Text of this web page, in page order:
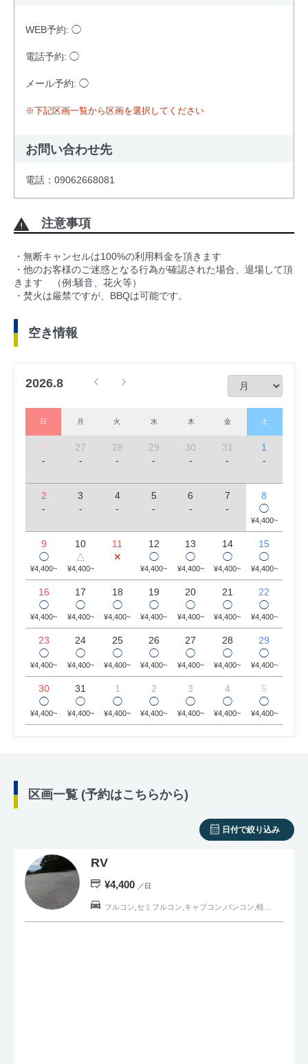
WEB予約: ◯
電話予約: ◯
メール予約: ◯
※下記区画一覧から区画を選択してください
お問い合わせ先
電話：09062668081
注意事項
・無断キャンセルは100%の利用料金を頂きます
・他のお客様のご迷惑となる行為が確認された場合、退場して頂
きます （例:騒音、花火等）
・焚火は厳禁ですが、BBQは可能です。
空き情報
2026.8
日 月 火 水 木 金 土
26
-
27
-
28
-
29
-
30
-
31
-
1
-
2
-
3
-
4
-
5
-
6
-
7
-
8
◯
¥4,400~
9
◯
¥4,400~
10
△
¥4,400~
11
✕
12
◯
¥4,400~
13
◯
¥4,400~
14
◯
¥4,400~
15
◯
¥4,400~
16
◯
¥4,400~
17
◯
¥4,400~
18
◯
¥4,400~
19
◯
¥4,400~
20
◯
¥4,400~
21
◯
¥4,400~
22
◯
¥4,400~
23
◯
¥4,400~
24
◯
¥4,400~
25
◯
¥4,400~
26
◯
¥4,400~
27
◯
¥4,400~
28
◯
¥4,400~
29
◯
¥4,400~
30
◯
¥4,400~
31
◯
¥4,400~
1
◯
¥4,400~
2
◯
¥4,400~
3
◯
¥4,400~
4
◯
¥4,400~
5
◯
¥4,400~
区画一覧 (予約はこちらから)
日付で絞り込み
RV
¥4,400 ／日